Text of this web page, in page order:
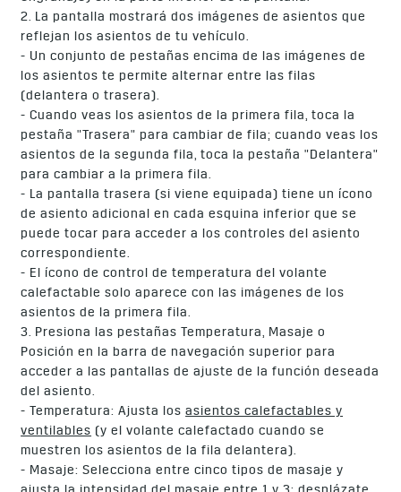
2. La pantalla mostrará dos imágenes de asientos que
reflejan los asientos de tu vehículo.
- Un conjunto de pestañas encima de las imágenes de
los asientos te permite alternar entre las filas
(delantera o trasera).
- Cuando veas los asientos de la primera fila, toca la
pestaña "Trasera" para cambiar de fila; cuando veas los
asientos de la segunda fila, toca la pestaña "Delantera"
para cambiar a la primera fila.
- La pantalla trasera (si viene equipada) tiene un ícono
de asiento adicional en cada esquina inferior que se
puede tocar para acceder a los controles del asiento
correspondiente.
- El ícono de control de temperatura del volante
calefactable solo aparece con las imágenes de los
asientos de la primera fila.
3. Presiona las pestañas Temperatura, Masaje o
Posición en la barra de navegación superior para
acceder a las pantallas de ajuste de la función deseada
del asiento.
- Temperatura: Ajusta losasientos calefactables y
ventilables (y el volante calefactado cuando se
muestren los asientos de la fila delantera).
- Masaje: Selecciona entre cinco tipos de masaje y